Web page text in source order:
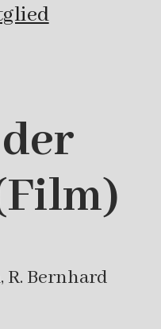
Bernhard